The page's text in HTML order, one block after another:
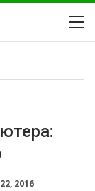
2016